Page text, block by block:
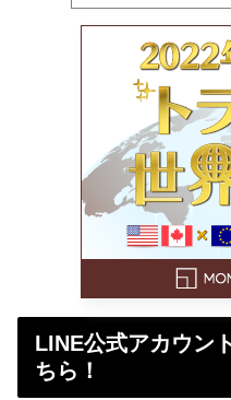
LINE公式アカウン
ちら！